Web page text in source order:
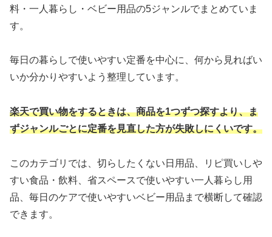
料・一人暮らし・ベビー用品の5ジャンルでまとめていま
す。
毎日の暮らしで使いやすい定番を中心に、何から見ればい
いか分かりやすいよう整理しています。
楽天で買い物をするときは、商品を1つずつ探すより、ま
ずジャンルごとに定番を見直した方が失敗しにくいです。
このカテゴリでは、切らしたくない日用品、リピ買いしや
すい食品・飲料、省スペースで使いやすい一人暮らし用
品、毎日のケアで使いやすいベビー用品まで横断して確認
できます。